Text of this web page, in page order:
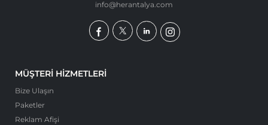
info@herantalya.com
MÜŞTERI HIZMETLERI
Bize Ulaşın
Paketler
Reklam Afişi